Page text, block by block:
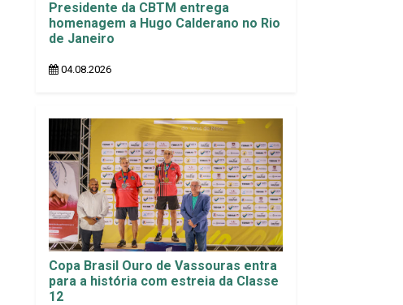
Presidente da CBTM entrega
homenagem a Hugo Calderano no Rio
de Janeiro
04.08.2026
Copa Brasil Ouro de Vassouras entra
para a história com estreia da Classe
12